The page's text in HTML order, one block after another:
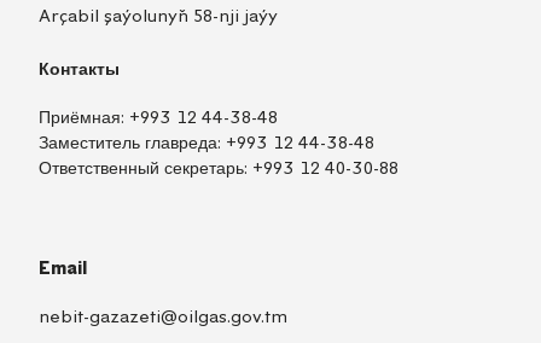
Arçabil şaýolunyň 58-nji jaýy
Контакты
Приёмная: +993 12 44-38-48
Заместитель главреда: +993 12 44-38-48
Ответственный секретарь: +993 12 40-30-88
Email
nebit-gazazeti@oilgas.gov.tm